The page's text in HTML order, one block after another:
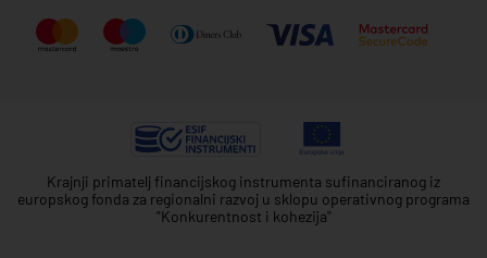
Krajnji primatelj financijskog instrumenta sufinanciranog iz
europskog fonda za regionalni razvoj u sklopu operativnog programa
"Konkurentnost i kohezija"